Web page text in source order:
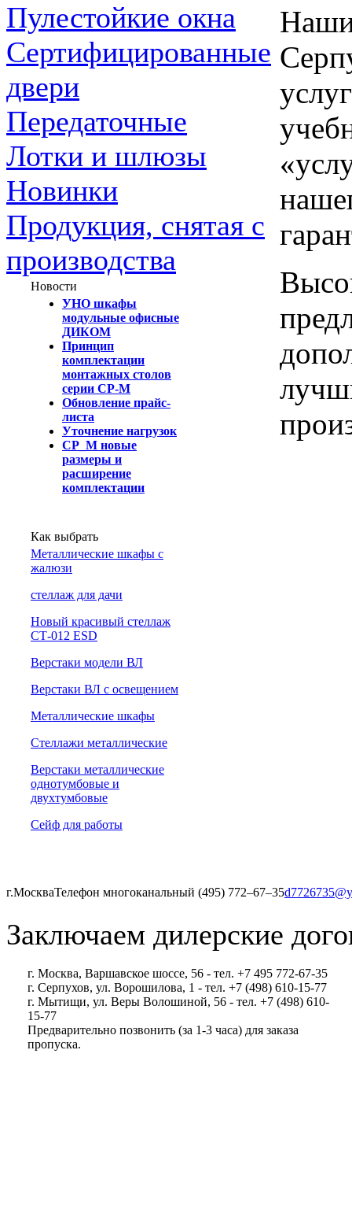
Пулестойкие окна
Сертифицированные
двери
Передаточные
Лотки и шлюзы
Новинки
Продукция, снятая с
производства
Новости
УНО шкафы
модульные офисные
ДИКОМ
Принцип
комплектации
монтажных столов
серии СР-М
Обновление прайс-
листа
Уточнение нагрузок
СР_М новые
размеры и
расширение
комплектации
Как выбрать
Металлические шкафы с
жалюзи
cтеллаж для дачи
Новый красивый стеллаж
СТ-012 ESD
Верстаки модели ВЛ
Верстаки ВЛ с освещением
Металлические шкафы
Стеллажи металлические
Верстаки металлические
однотумбовые и
двухтумбовые
Сейф для работы
г.МоскваТелефон многоканальный (495) 772‒67‒35
Заключаем дилерские
г. Москва, Варшавское шоссе, 56 - тел. +7 495 772-67-35
г. Серпухов, ул. Ворошилова, 1 - тел. +7 (498) 610-15-77
г. Мытищи, ул. Веры Волошиной, 56 - тел. +7 (498) 610-
15-77
Предварительно позвонить (за 1-3 часа) для заказа
пропуска.